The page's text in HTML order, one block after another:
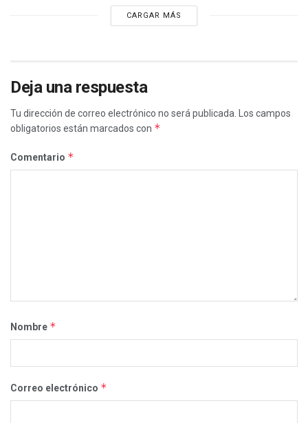
CARGAR MÁS
Deja una respuesta
Tu dirección de correo electrónico no será publicada.
Los campos
obligatorios están marcados con *
Comentario *
Nombre *
Correo electrónico *